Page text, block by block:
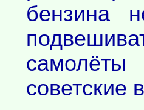
бензина
советские